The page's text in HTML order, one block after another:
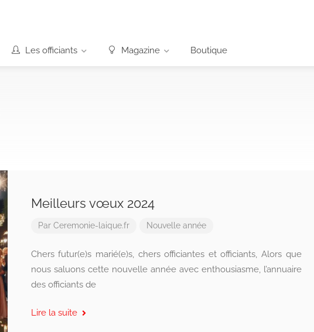
Les officiants Magazine Boutique
Meilleurs vœux 2024
Par Ceremonie-laique.fr Nouvelle année
Chers futur(e)s marié(e)s, chers officiantes et officiants, Alors que
nous saluons cette nouvelle année avec enthousiasme, l’annuaire
des officiants de
Lire la suite